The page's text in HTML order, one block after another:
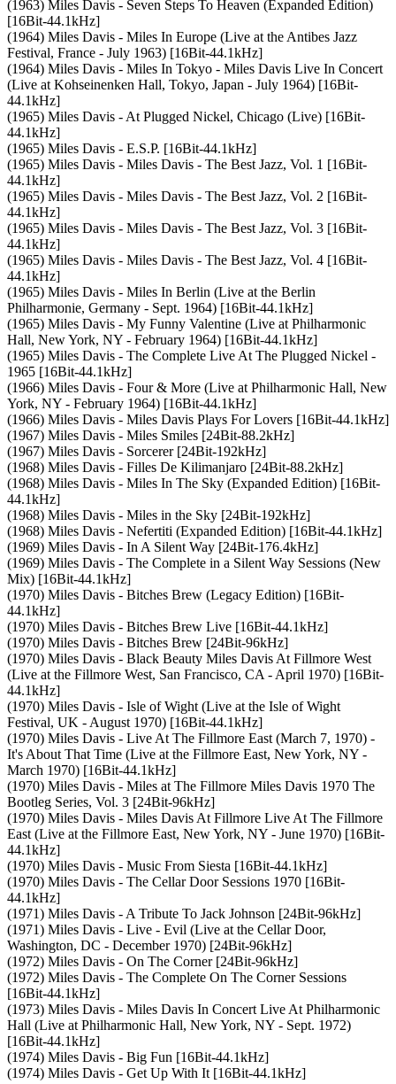
(1963) Miles Davis - Seven Steps To Heaven (Expanded Edition)
[16Bit-44.1kHz]
(1964) Miles Davis - Miles In Europe (Live at the Antibes Jazz
Festival, France - July 1963) [16Bit-44.1kHz]
(1964) Miles Davis - Miles In Tokyo - Miles Davis Live In Concert
(Live at Kohseinenken Hall, Tokyo, Japan - July 1964) [16Bit-
44.1kHz]
(1965) Miles Davis - At Plugged Nickel, Chicago (Live) [16Bit-
44.1kHz]
(1965) Miles Davis - E.S.P. [16Bit-44.1kHz]
(1965) Miles Davis - Miles Davis - The Best Jazz, Vol. 1 [16Bit-
44.1kHz]
(1965) Miles Davis - Miles Davis - The Best Jazz, Vol. 2 [16Bit-
44.1kHz]
(1965) Miles Davis - Miles Davis - The Best Jazz, Vol. 3 [16Bit-
44.1kHz]
(1965) Miles Davis - Miles Davis - The Best Jazz, Vol. 4 [16Bit-
44.1kHz]
(1965) Miles Davis - Miles In Berlin (Live at the Berlin
Philharmonie, Germany - Sept. 1964) [16Bit-44.1kHz]
(1965) Miles Davis - My Funny Valentine (Live at Philharmonic
Hall, New York, NY - February 1964) [16Bit-44.1kHz]
(1965) Miles Davis - The Complete Live At The Plugged Nickel -
1965 [16Bit-44.1kHz]
(1966) Miles Davis - Four & More (Live at Philharmonic Hall, New
York, NY - February 1964) [16Bit-44.1kHz]
(1966) Miles Davis - Miles Davis Plays For Lovers [16Bit-44.1kHz]
(1967) Miles Davis - Miles Smiles [24Bit-88.2kHz]
(1967) Miles Davis - Sorcerer [24Bit-192kHz]
(1968) Miles Davis - Filles De Kilimanjaro [24Bit-88.2kHz]
(1968) Miles Davis - Miles In The Sky (Expanded Edition) [16Bit-
44.1kHz]
(1968) Miles Davis - Miles in the Sky [24Bit-192kHz]
(1968) Miles Davis - Nefertiti (Expanded Edition) [16Bit-44.1kHz]
(1969) Miles Davis - In A Silent Way [24Bit-176.4kHz]
(1969) Miles Davis - The Complete in a Silent Way Sessions (New
Mix) [16Bit-44.1kHz]
(1970) Miles Davis - Bitches Brew (Legacy Edition) [16Bit-
44.1kHz]
(1970) Miles Davis - Bitches Brew Live [16Bit-44.1kHz]
(1970) Miles Davis - Bitches Brew [24Bit-96kHz]
(1970) Miles Davis - Black Beauty Miles Davis At Fillmore West
(Live at the Fillmore West, San Francisco, CA - April 1970) [16Bit-
44.1kHz]
(1970) Miles Davis - Isle of Wight (Live at the Isle of Wight
Festival, UK - August 1970) [16Bit-44.1kHz]
(1970) Miles Davis - Live At The Fillmore East (March 7, 1970) -
It's About That Time (Live at the Fillmore East, New York, NY -
March 1970) [16Bit-44.1kHz]
(1970) Miles Davis - Miles at The Fillmore Miles Davis 1970 The
Bootleg Series, Vol. 3 [24Bit-96kHz]
(1970) Miles Davis - Miles Davis At Fillmore Live At The Fillmore
East (Live at the Fillmore East, New York, NY - June 1970) [16Bit-
44.1kHz]
(1970) Miles Davis - Music From Siesta [16Bit-44.1kHz]
(1970) Miles Davis - The Cellar Door Sessions 1970 [16Bit-
44.1kHz]
(1971) Miles Davis - A Tribute To Jack Johnson [24Bit-96kHz]
(1971) Miles Davis - Live - Evil (Live at the Cellar Door,
Washington, DC - December 1970) [24Bit-96kHz]
(1972) Miles Davis - On The Corner [24Bit-96kHz]
(1972) Miles Davis - The Complete On The Corner Sessions
[16Bit-44.1kHz]
(1973) Miles Davis - Miles Davis In Concert Live At Philharmonic
Hall (Live at Philharmonic Hall, New York, NY - Sept. 1972)
[16Bit-44.1kHz]
(1974) Miles Davis - Big Fun [16Bit-44.1kHz]
(1974) Miles Davis - Get Up With It [16Bit-44.1kHz]